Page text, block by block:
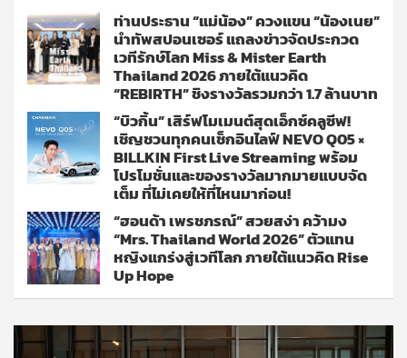
ท่านประธาน “แม่น้อง” ควงแขน “น้องเนย”
นำทัพสปอนเซอร์ แถลงข่าวจัดประกวด
เวทีรักษ์โลก Miss & Mister Earth
Thailand 2026 ภายใต้แนวคิด
“REBIRTH” ชิงรางวัลรวมกว่า 1.7 ล้านบาท
“บิวกิ้น” เสิร์ฟโมเมนต์สุดเอ็กซ์คลูซีฟ!
เชิญชวนทุกคนเช็กอินไลฟ์ NEVO Q05 ×
BILLKIN First Live Streaming พร้อม
โปรโมชั่นและของรางวัลมากมายแบบจัด
เต็ม ที่ไม่เคยให้ที่ไหนมาก่อน!
“ฮอนด้า เพรชภรณ์” สวยสง่า คว้ามง
“Mrs. Thailand World 2026” ตัวแทน
หญิงแกร่งสู่เวทีโลก ภายใต้แนวคิด Rise
Up Hope